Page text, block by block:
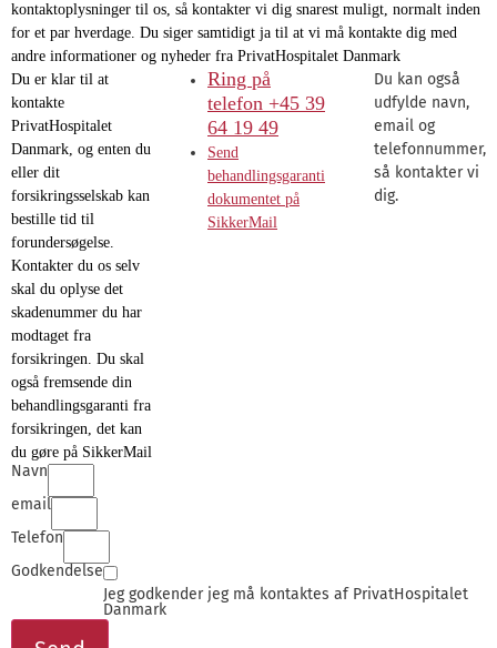
kontaktoplysninger til os, så kontakter vi dig snarest muligt, normalt inden
for et par hverdage. Du siger samtidigt ja til at vi må kontakte dig med
andre informationer og nyheder fra PrivatHospitalet Danmark
Du er klar til at
kontakte
PrivatHospitalet
Danmark, og enten du
eller dit
forsikringsselskab kan
bestille tid til
forundersøgelse.
Kontakter du os selv
skal du oplyse det
skadenummer du har
modtaget fra
forsikringen. Du skal
også fremsende din
behandlingsgaranti fra
forsikringen, det kan
du gøre på SikkerMail
Ring på
telefon +45 39
64 19 49
Send
behandlingsgaranti
dokumentet på
SikkerMail
Du kan også
udfylde navn,
email og
telefonnummer,
så kontakter vi
dig.
Navn
email
Telefon
Godkendelse
Jeg godkender jeg må kontaktes af PrivatHospitalet
Danmark